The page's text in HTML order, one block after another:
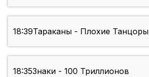
18:39Тараканы - Плохие Танцоры
18:35Знаки - 100 Триллионов